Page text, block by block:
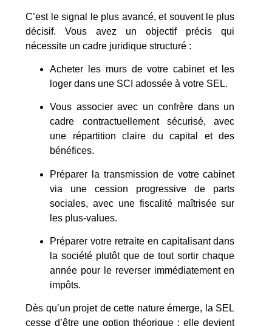
C’est le signal le plus avancé, et souvent le plus
décisif. Vous avez un objectif précis qui
nécessite un cadre juridique structuré :
Acheter les murs de votre cabinet et les
loger dans une SCI adossée à votre SEL.
Vous associer avec un confrère dans un
cadre contractuellement sécurisé, avec
une répartition claire du capital et des
bénéfices.
Préparer la transmission de votre cabinet
via une cession progressive de parts
sociales, avec une fiscalité maîtrisée sur
les plus-values.
Préparer votre retraite en capitalisant dans
la société plutôt que de tout sortir chaque
année pour le reverser immédiatement en
impôts.
Dès qu’un projet de cette nature émerge, la SEL
cesse d’être une option théorique : elle devient